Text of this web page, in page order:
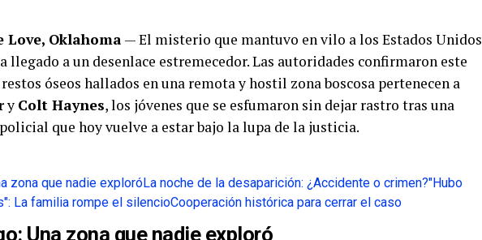
Love, Oklahoma— El misterio que mantuvo en vilo a los Estados Unidos
llegado a un desenlace estremecedor. Las autoridades confirmaron este
óseos hallados en una remota y hostil zona boscosa pertenecen a
y Colt Haynes, los jóvenes que se esfumaron sin dejar rastro tras una
que hoy vuelve a estar bajo la lupa de la justicia.
zona que nadie exploróLa noche de la desaparición: ¿Accidente o crimen?"Hubo
La familia rompe el silencioCooperación histórica para cerrar el caso
Una zona que nadie exploró